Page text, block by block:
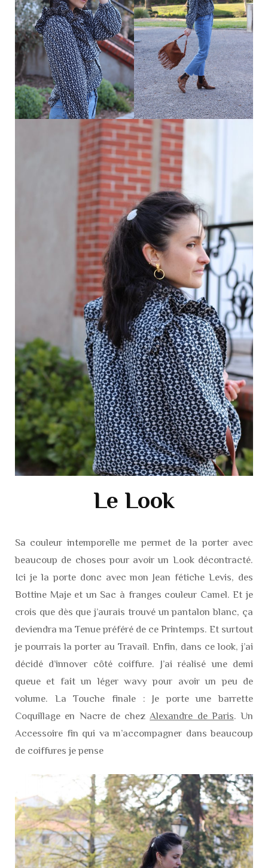
Le Look
Sa couleur intemporelle me permet de la porter avec
beaucoup de choses pour avoir un Look décontracté.
Ici je la porte donc avec mon Jean fétiche Levis, des
Bottine Maje et un Sac à franges couleur Camel. Et je
crois que dès que j’aurais trouvé un pantalon blanc, ça
deviendra ma Tenue préféré de ce Printemps. Et surtout
je pourrais la porter au Travail. Enfin, dans ce look, j’ai
décidé d’innover côté coiffure. J’ai réalisé une demi
queue et fait un léger wavy pour avoir un peu de
volume. La Touche finale : Je porte une barrette
Coquillage en Nacre de chez Alexandre de Paris. Un
Accessoire fin qui va m’accompagner dans beaucoup
de coiffures je pense